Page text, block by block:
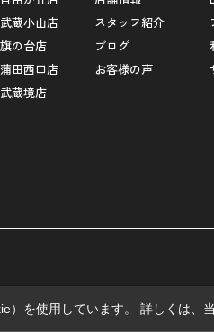
武蔵小山店
旗の台店
蒲田西口店
武蔵境店
スタッフ紹介
ブログ
お客様の声
）を使用しています。 詳しくは、